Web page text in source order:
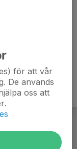
för att vår
De används
oss att